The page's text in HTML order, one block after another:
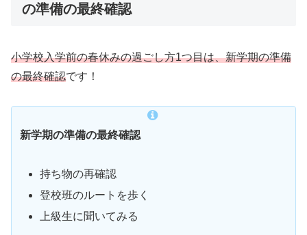
の準備の最終確認
小学校入学前の春休みの過ごし方1つ目は、新学期の準備
の最終確認です！
新学期の準備の最終確認
持ち物の再確認
登校班のルートを歩く
上級生に聞いてみる